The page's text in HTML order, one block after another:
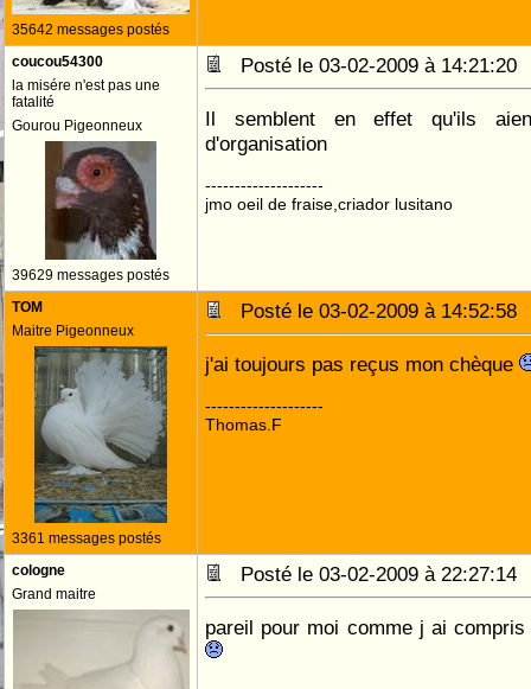
35642 messages postés
coucou54300
la misére n'est pas une
fatalité
Gourou Pigeonneux
39629 messages postés
Posté le 03-02-2009 à
Il semblent en effet qu'ils
d'organisation
--------------------
jmo oeil de fraise,criador lusitano
TOM
Maitre Pigeonneux
3361 messages postés
Posté le 03-02-2009 à
j'ai toujours pas reçus mon chèque
--------------------
Thomas.F
cologne
Grand maitre
Posté le 03-02-2009 à
pareil pour moi comme j ai